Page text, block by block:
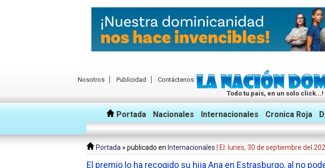
Nosotros Publicidad
Contáctenos
Todo tu país, en un solo click...!
Portada Nacionales Internacionales Cronica Roja
Portada » publicado en Internacionales | El: lunes, 30 de septiembre del
El premio lo ha recogido su hija Ana en Estrasburgo, al no